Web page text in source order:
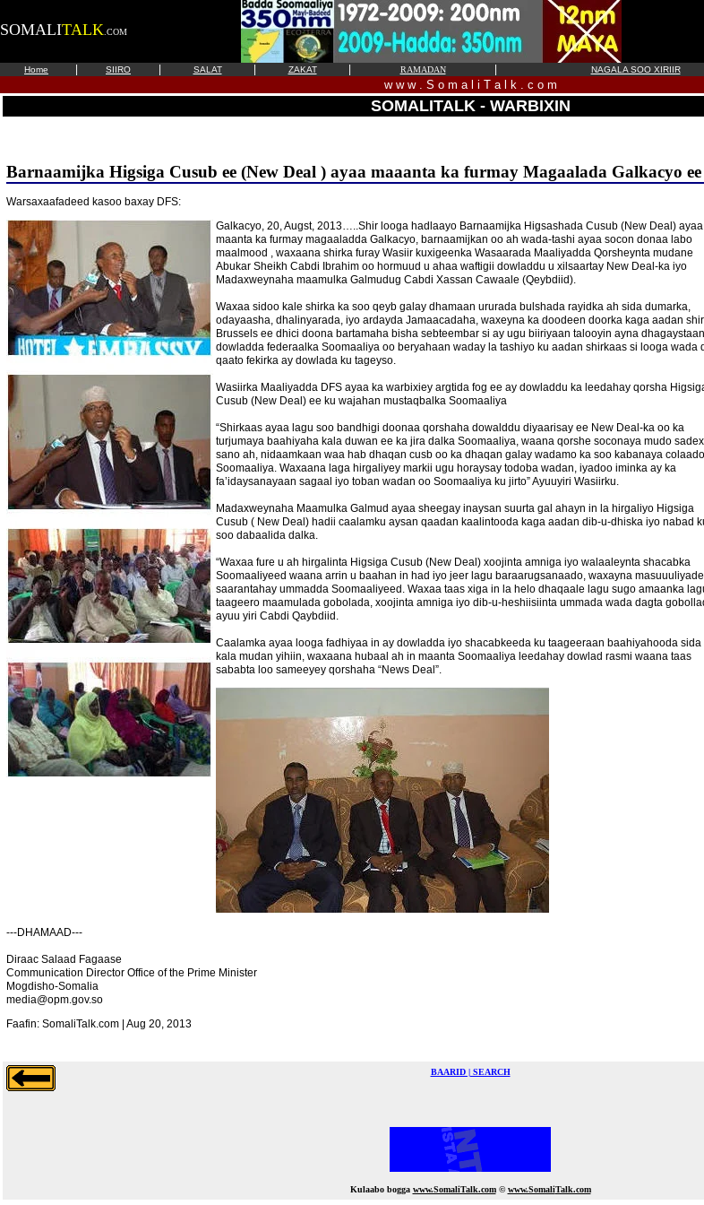
SOMALITALK .COM
Home SIIRO SALAT ZAKAT RAMADAN NAGALA SOO XIRIIR
w w w . S o m a l i T a l k . c o m
SOMALITALK - WARBIXIN
Barnaamijka Higsiga Cusub ee (New Deal ) ayaa maaanta ka furmay Magaalada Galkacyo
Warsaxaafadeed kasoo baxay DFS:
Galkacyo, 20, Augst, 2013…..Shir looga hadlaayo Barnaamijka Higsashada Cusub (New Deal) ayaa
maanta ka furmay magaaladda Galkacyo, barnaamijkan oo ah wada-tashi ayaa socon donaa labo
maalmood , waxaana shirka furay Wasiir kuxigeenka Wasaarada Maaliyadda Qorsheynta mudane
Abukar Sheikh Cabdi Ibrahim oo hormuud u ahaa waftigii dowladdu u xilsaartay New Deal-ka iyo
Madaxweynaha maamulka Galmudug Cabdi Xassan Cawaale (Qeybdiid).
Waxaa sidoo kale shirka ka soo qeyb galay dhamaan ururada bulshada rayidka ah sida dumarka,
odayaasha, dhalinyarada, iyo ardayda Jamaacadaha, waxeyna ka doodeen doorka kaga aadan
Brussels ee dhici doona bartamaha bisha sebteembar si ay ugu biiriyaan talooyin ayna dhagaystaan
dowladda federaalka Soomaaliya oo beryahaan waday la tashiyo ku aadan shirkaas si looga wada
qaato fekirka ay dowlada ku tageyso.
Wasiirka Maaliyadda DFS ayaa ka warbixiey argtida fog ee ay dowladdu ka leedahay qorsha
Cusub (New Deal) ee ku wajahan mustaqbalka Soomaaliya
“Shirkaas ayaa lagu soo bandhigi doonaa qorshaha dowalddu diyaarisay ee New Deal-ka oo ka
turjumaya baahiyaha kala duwan ee ka jira dalka Soomaaliya, waana qorshe soconaya mudo sadex
sano ah, nidaamkaan waa hab dhaqan cusb oo ka dhaqan galay wadamo ka soo kabanaya
Soomaaliya. Waxaana laga hirgaliyey markii ugu horaysay todoba wadan, iyadoo iminka ay ka
fa’idaysanayaan sagaal iyo toban wadan oo Soomaaliya ku jirto” Ayuuyiri Wasiirku.
Madaxweynaha Maamulka Galmud ayaa sheegay inaysan suurta gal ahayn in la hirgaliyo Higsiga
Cusub ( New Deal) hadii caalamku aysan qaadan kaalintooda kaga aadan dib-u-dhiska iyo nabad
soo dabaalida dalka.
“Waxaa fure u ah hirgalinta Higsiga Cusub (New Deal) xoojinta amniga iyo walaaleynta shacabka
Soomaaliyeed waana arrin u baahan in had iyo jeer lagu baraarugsanaado, waxayna
saarantahay ummadda Soomaaliyeed. Waxaa taas xiga in la helo dhaqaale lagu sugo amaanka
taageero maamulada gobolada, xoojinta amniga iyo dib-u-heshiisiinta ummada wada dagta
ayuu yiri Cabdi Qaybdiid.
Caalamka ayaa looga fadhiyaa in ay dowladda iyo shacabkeeda ku taageeraan baahiyahooda sida
kala mudan yihiin, waxaana hubaal ah in maanta Soomaaliya leedahay dowlad rasmi waana taas
sababta loo sameeyey qorshaha “News Deal”.
---DHAMAAD---
Diraac Salaad Fagaase
Communication Director Office of the Prime Minister
Mogdisho-Somalia
media@opm.gov.so
Faafin: SomaliTalk.com | Aug 20, 2013
BAARID | SEARCH
Kulaabo bogga www.SomaliTalk.com ©www.SomaliTalk.com